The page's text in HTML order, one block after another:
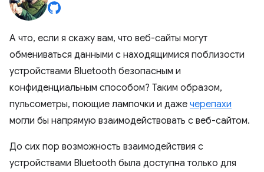
А что, если я скажу вам, что веб-сайты могут
обмениваться данными с находящимися поблизости
устройствами Bluetooth безопасным и
конфиденциальным способом? Таким образом,
пульсометры, поющие лампочки и даже черепахи
могли бы напрямую взаимодействовать с веб-сайтом.
До сих пор возможность взаимодействия с
устройствами Bluetooth была доступна только для